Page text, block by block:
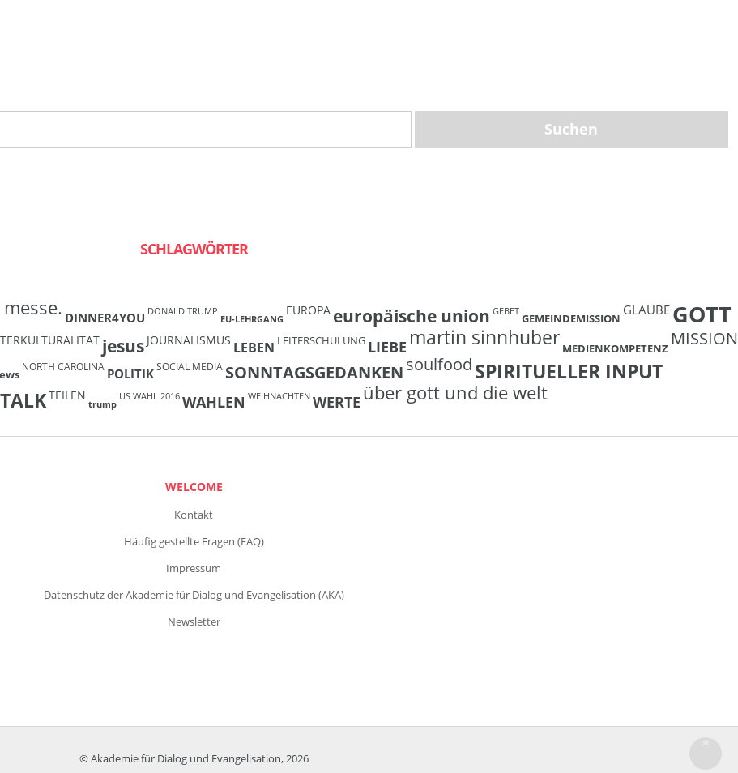
SCHLAGWÖRTER
DINNER4YOU DONALD TRUMP
EU-LEHRGANG
EUROPA europäische union GEBET GEMEINDEMISSION
GLAUBE GOTT
jesus JOURNALISMUS LEBEN LEITERSCHULUNG LIEBE martin sinnhuber MEDIENKOMPETENZ MISSION
NORTH CAROLINA POLITIKSOCIAL MEDIA SONNTAGSGEDANKENsoulfoodSPIRITUELLER INPUT
TALKTEILEN
trump
US WAHL 2016 WAHLEN WEIHNACHTEN WERTE über gott und die welt
WELCOME
Kontakt
Häufig gestellte Fragen (FAQ)
Impressum
Datenschutz der Akademie für Dialog und Evangelisation (AKA)
Newsletter
© Akademie für Dialog und Evangelisation, 2026